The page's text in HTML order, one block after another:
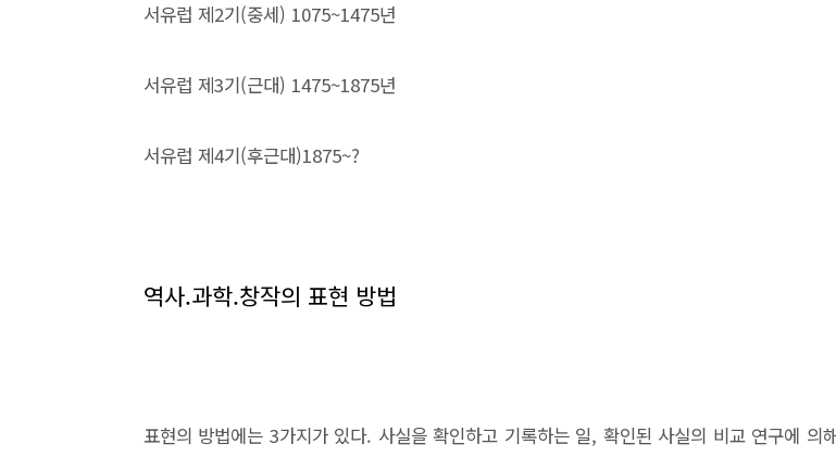
서유럽 제2기(중세) 1075~1475년
서유럽 제3기(근대) 1475~1875년
서유럽 제4기(후근대)1875~?
역사.과학.창작의 표현 방법
표현의 방법에는 3가지가 있다. 사실을 확인하고 기록하는 일, 확인된 사실의 비교 연구에 의